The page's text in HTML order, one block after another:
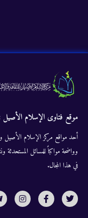
موقع فتاوى الإسلام
أحد مواقع مركز الإسلام الأصيل
وواضحة مواكباً للمسائل
في هذا المجال.